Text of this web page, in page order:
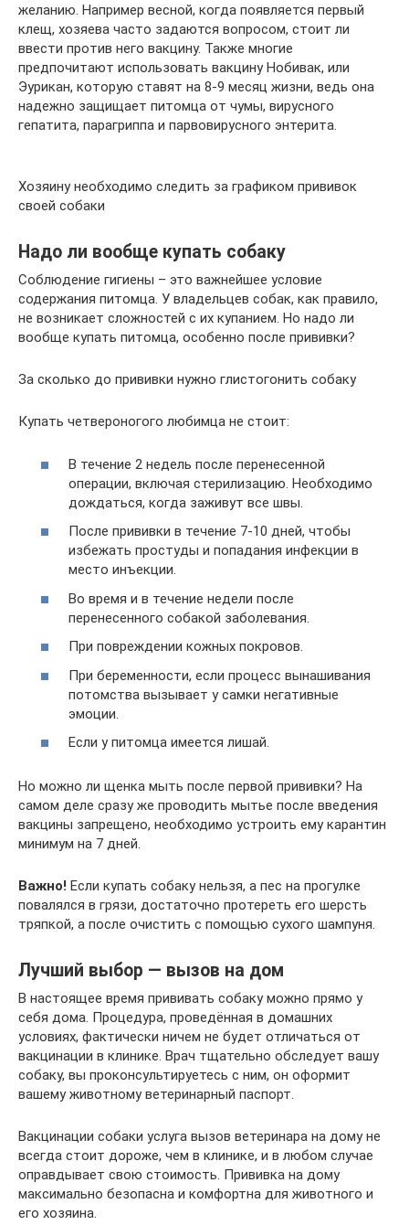
желанию. Например весной, когда появляется первый
клещ, хозяева часто задаются вопросом, стоит ли
ввести против него вакцину. Также многие
предпочитают использовать вакцину Нобивак, или
Эурикан, которую ставят на 8-9 месяц жизни, ведь она
надежно защищает питомца от чумы, вирусного
гепатита, парагриппа и парвовирусного энтерита.
Хозяину необходимо следить за графиком прививок
своей собаки
Надо ли вообще купать собаку
Соблюдение гигиены – это важнейшее условие
содержания питомца. У владельцев собак, как правило,
не возникает сложностей с их купанием. Но надо ли
вообще купать питомца, особенно после прививки?
За сколько до прививки нужно глистогонить собаку
Купать четвероногого любимца не стоит:
В течение 2 недель после перенесенной
операции, включая стерилизацию. Необходимо
дождаться, когда заживут все швы.
После прививки в течение 7-10 дней, чтобы
избежать простуды и попадания инфекции в
место инъекции.
Во время и в течение недели после
перенесенного собакой заболевания.
При повреждении кожных покровов.
При беременности, если процесс вынашивания
потомства вызывает у самки негативные
эмоции.
Если у питомца имеется лишай.
Но можно ли щенка мыть после первой прививки? На
самом деле сразу же проводить мытье после введения
вакцины запрещено, необходимо устроить ему карантин
минимум на 7 дней.
Важно! Если купать собаку нельзя, а пес на прогулке
повалялся в грязи, достаточно протереть его шерсть
тряпкой, а после очистить с помощью сухого шампуня.
Лучший выбор — вызов на дом
В настоящее время прививать собаку можно прямо у
себя дома. Процедура, проведённая в домашних
условиях, фактически ничем не будет отличаться от
вакцинации в клинике. Врач тщательно обследует вашу
собаку, вы проконсультируетесь с ним, он оформит
вашему животному ветеринарный паспорт.
Вакцинации собаки услуга вызов ветеринара на дому не
всегда стоит дороже, чем в клинике, и в любом случае
оправдывает свою стоимость. Прививка на дому
максимально безопасна и комфортна для животного и
его хозяина.